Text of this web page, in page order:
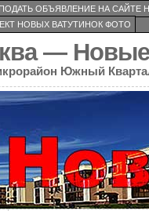
ПОДАТЬ ОБЪЯВЛЕНИЕ НА САЙТЕ
НОВЫХ ВАТУТИНОК ФОТО
— Новые
Южный